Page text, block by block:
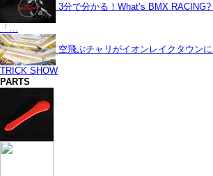
3分で分かる！What’s BMX
「…
空飛ぶチャリがイオンレイクタウン
TRICK SHOW
PARTS